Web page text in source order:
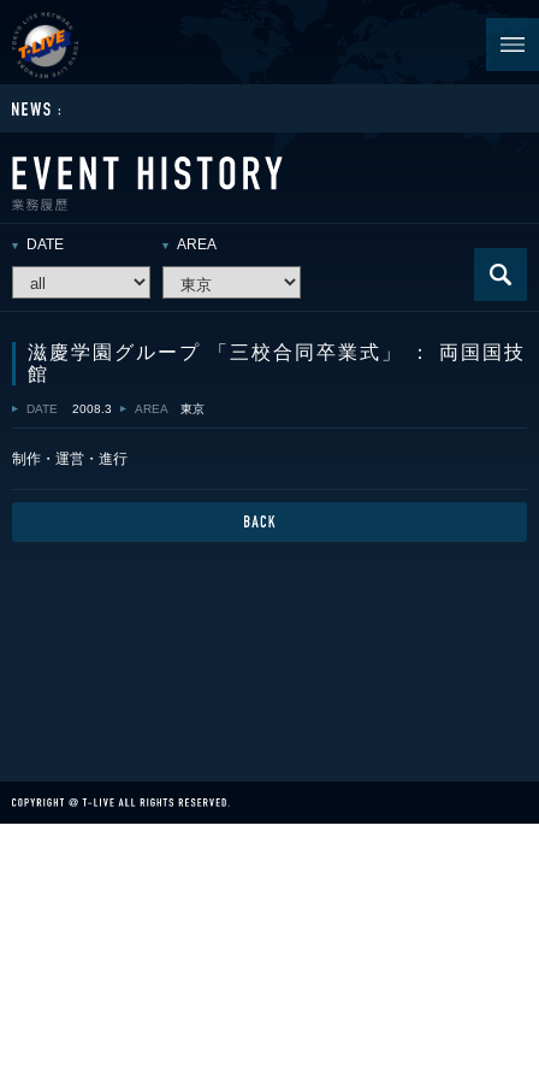
DATE AREA
滋慶学園グループ 「三校合同卒業式」 ： 両国国技
館
DATE 2008.3 AREA 東京
制作・運営・進行